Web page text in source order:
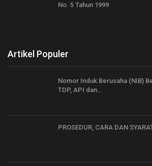
No. 5 Tahun 1999
Artikel Populer
Nomor Induk Berusaha (NIB)
TDP, API dan…
PROSEDUR, CARA DAN